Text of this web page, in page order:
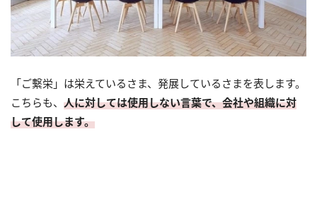
「ご繫栄」は栄えているさま、発展しているさまを表します。
こちらも、 人に対しては使用しない言葉で、会社や組織に対
して使用します。